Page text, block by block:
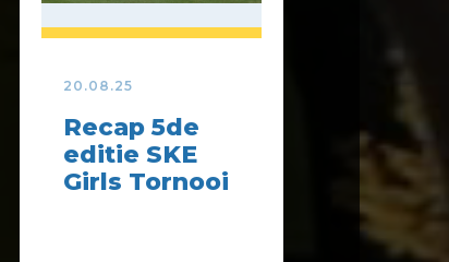
20.08.25
Recap 5de
editie SKE
Girls Tornooi